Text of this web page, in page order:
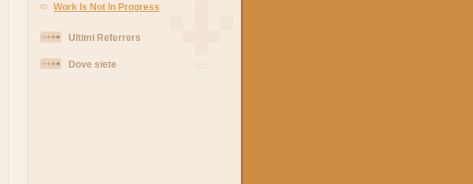
Work Is Not In Progress
Ultimi Referrers
Dove siete